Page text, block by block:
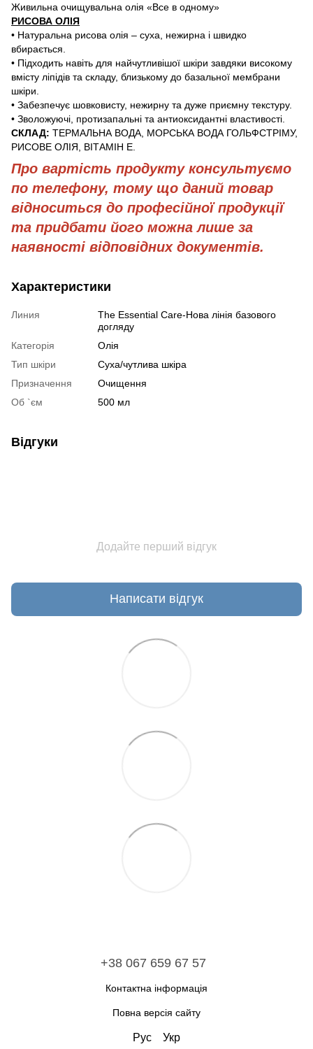
Живильна очищувальна олія «Все в одному»
РИСОВА ОЛІЯ
• Натуральна рисова олія – суха, нежирна і швидко
вбирається.
• Підходить навіть для найчутливішої шкіри завдяки високому
вмісту ліпідів та складу, близькому до базальної мембрани
шкіри.
• Забезпечує шовковисту, нежирну та дуже приємну текстуру.
• Зволожуючі, протизапальні та антиоксидантні властивості.
СКЛАД: ТЕРМАЛЬНА ВОДА, МОРСЬКА ВОДА ГОЛЬФСТРІМУ,
РИСОВЕ ОЛІЯ, ВІТАМІН Е.
Про вартість продукту консультуємо
по телефону, тому що даний товар
відноситься до професійної продукції
та придбати його можна лише за
наявності відповідних документів.
Характеристики
Линия
The Essential Care-Нова лінія базового
догляду
Категорія
Олія
Тип шкіри
Суха/чутлива шкіра
Призначення
Очищення
Об `єм
500 мл
Відгуки
Додайте перший відгук
Написати відгук
+38 067 659 67 57
Контактна інформація
Повна версія сайту
Рус Укр